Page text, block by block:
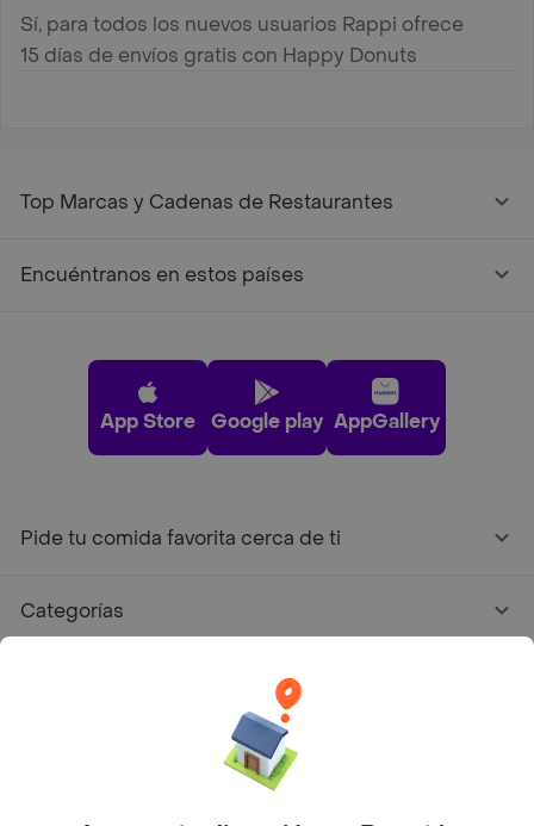
Sí, para todos los nuevos usuarios Rappi ofrece
15 días de envíos gratis con Happy Donuts
Top Marcas y Cadenas de Restaurantes
Encuéntranos en estos países
App Store Google play AppGallery
Pide tu comida favorita cerca de ti
Categorías